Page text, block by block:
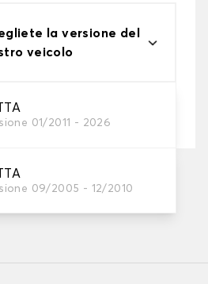
la versione del
veicolo
01/2011 - 2026
09/2005 - 12/2010
adatto alle tue esigenze
stimata su 18/08/2026
a partire da 60 euro